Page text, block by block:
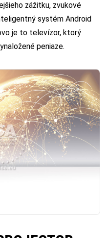
zážitku, zvukové
systém Android
je to televízor, ktorý
peniaze.